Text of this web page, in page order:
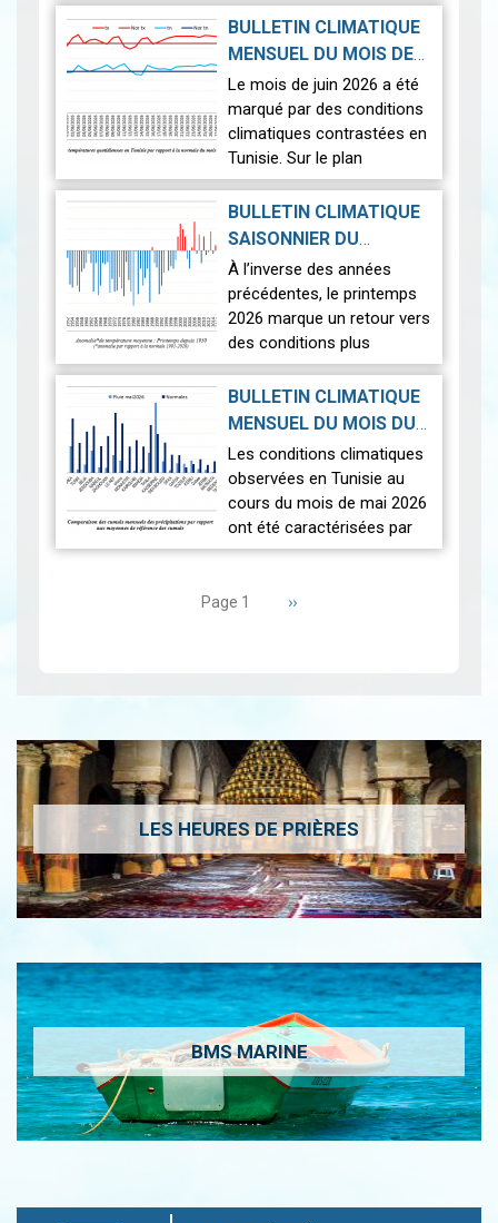
Le 12 août 2026, la Terre
connaîtra l'un des
astronomiques les plus
spectaculaires : une…
BULLETIN CLIMATIQUE
MENSUEL DU MOIS DE
JUIN 2026 |2026-07-14
Le mois de juin 2026 a été
marqué par des conditions
climatiques contrastées en
Tunisie. Sur le plan
thermique, des
températures supérieures
aux normales ont été
observées sur l'en…
BULLETIN CLIMATIQUE
SAISONNIER DU
PRINTEMPS 2026|
2026-07-02
À l’inverse des années
précédentes, le printemps
2026 marque un retour vers
des conditions plus
proches de la normale,
avec un léger excédent
thermique de +0,3 °c
Nous r…
BULLETIN CLIMATIQUE
MENSUEL DU MOIS DU
MAI 2026|2026-06-17
Les conditions climatiques
observées en Tunisie au
cours du mois de mai 2026
ont été caractérisées par
des températures proches
répartition spatiale
Page 1 Page
››
LES HEURES DE PRIÈRES
BMS MARINE